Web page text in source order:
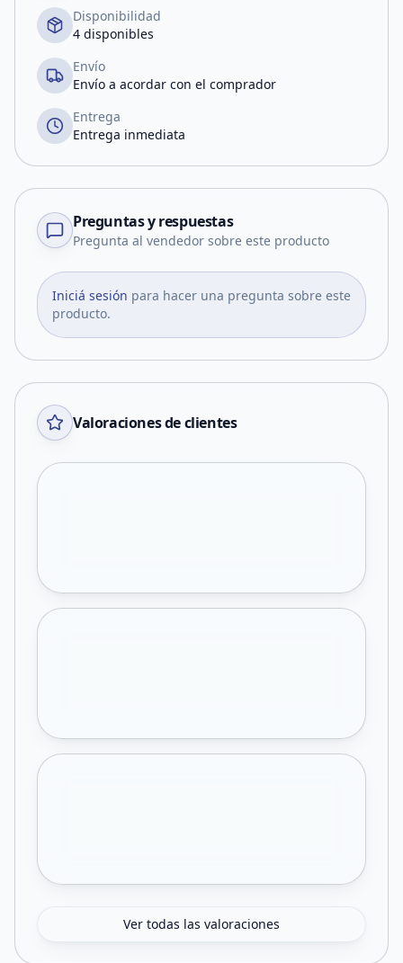
Disponibilidad
4 disponibles
Envío
Envío a acordar con el comprador
Entrega
Entrega inmediata
Preguntas y respuestas
Pregunta al vendedor sobre este producto
Iniciá sesión para hacer una pregunta sobre este
producto.
Valoraciones de clientes
Ver todas las valoraciones